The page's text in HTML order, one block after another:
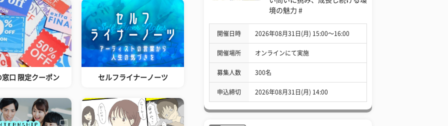
窓口 限定クーポン セルフライナーノーツ
境の魅力 #
開催日時 2026年08月31日(月) 15:00〜16:00
開催場所 オンラインにて実施
募集人数 300名
申込締切 2026年08月31日(月) 14:00